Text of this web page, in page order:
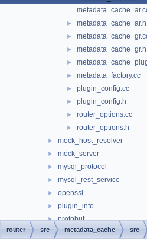
metadata_cache_ar.cc
► metadata_cache_ar.h
► metadata_cache_gr.cc
► metadata_cache_gr.h
►
► metadata_factory.cc
► plugin_config.cc
► plugin_config.h
► router_options.cc
► router_options.h
► mock_host_resolver
► mock_server
► mysql_protocol
► mysql_rest_service
► openssl
► plugin_info
► protobuf
► rest_api
router src metadata_cache src